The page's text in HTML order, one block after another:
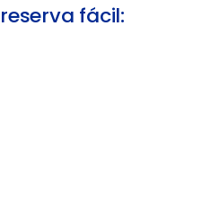
reserva fácil: